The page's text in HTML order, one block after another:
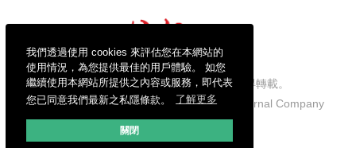
我們透過使用 cookies 來評估您在本網站的
使用情況，為您提供最佳的用戶體驗。 如您
繼續使用本網站所提供之內容或服務，即代表
您已同意我們最新之私隱條款。
了解更多
關閉
信報財經新聞有限公司版權所有，不得轉載。
Copyright © 2026 Hong Kong Economic Journal Company
Limited. All rights reserved.